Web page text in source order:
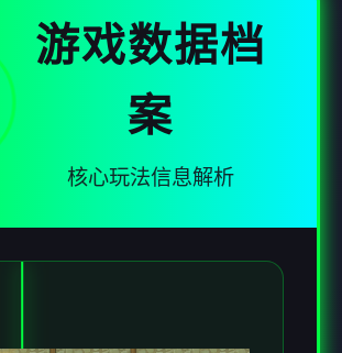
游戏数据档
案
核心玩法信息解析